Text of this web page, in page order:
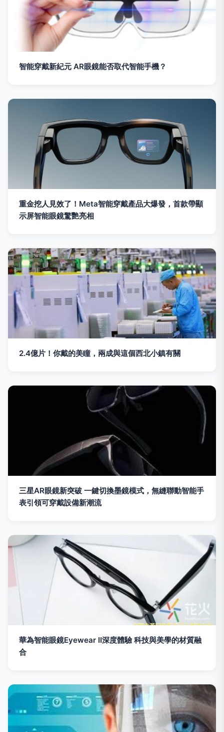
智能穿戴新紀元 AR眼鏡能否取代智能手機？
重金挖人見效了！Meta智能穿戴產品大爆發，首款帶顯
示屏智能眼鏡驚艷亮相
2.4億片！你戴的美瞳，兩成與這個西北小鎮有關
三星AR眼鏡新突破 一鍵切換墨鏡模式，無縫聯動智能手
表引領可穿戴設備新潮流
華為智能眼鏡Eyewear II深度體驗 科技與美學的材質融
合